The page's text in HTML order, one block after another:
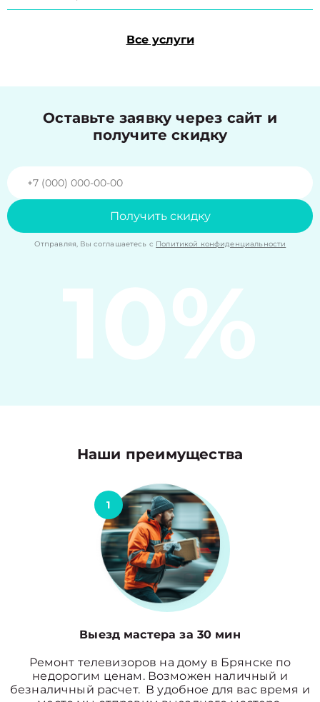
Все услуги
Оставьте заявку через сайт и
получите скидку
Получить скидку
Отправляя, Вы соглашаетесь с Политикой конфиденциальности
10%
Наши преимущества
1
Выезд мастера за 30 мин
Ремонт телевизоров на дому в Брянске по
недорогим ценам. Возможен наличный и
безналичный расчет. В удобное для вас время и